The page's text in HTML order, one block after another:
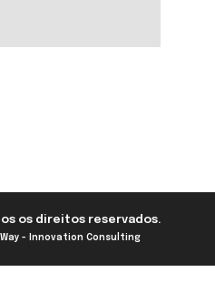
os direitos reservados.
- Innovation Consulting